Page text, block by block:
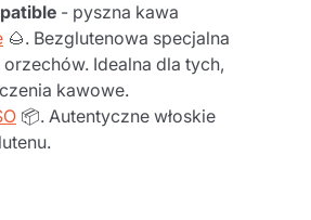
Raptus
- pyszna kawa
🌰. Bezglutenowa specjalna
Idealna dla tych,
kawowe.
📦. Autentyczne włoskie